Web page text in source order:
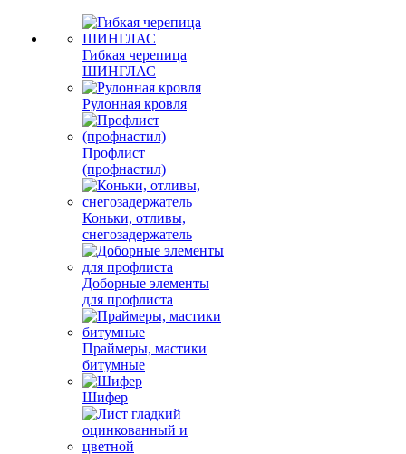
Гибкая черепица
ШИНГЛАС
Рулонная кровля
Профлист
(профнастил)
Коньки, отливы,
снегозадержатель
Доборные элементы
для профлиста
Праймеры, мастики
битумные
Шифер